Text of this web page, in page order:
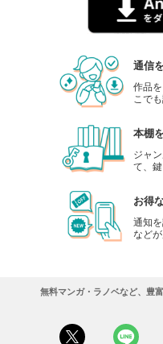
通信
作品
こで
本棚
ジャ
て、鍵
お得
通知
などが
無料マンガ・ラノベなど、豊